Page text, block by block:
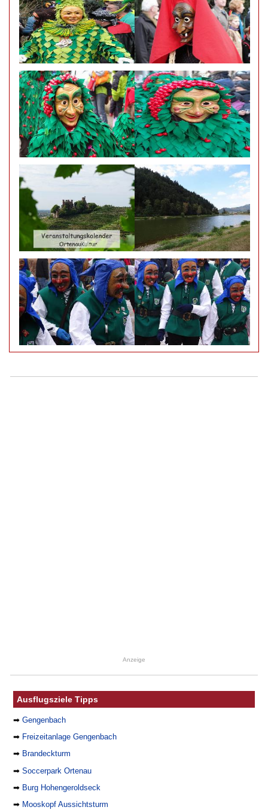
Anzeige
Ausflugsziele Tipps
➡Gengenbach
➡ Freizeitanlage Gengenbach
➡ Brandeckturm
➡Soccerpark Ortenau
➡ Burg Hohengeroldseck
➡ Mooskopf Aussichtsturm